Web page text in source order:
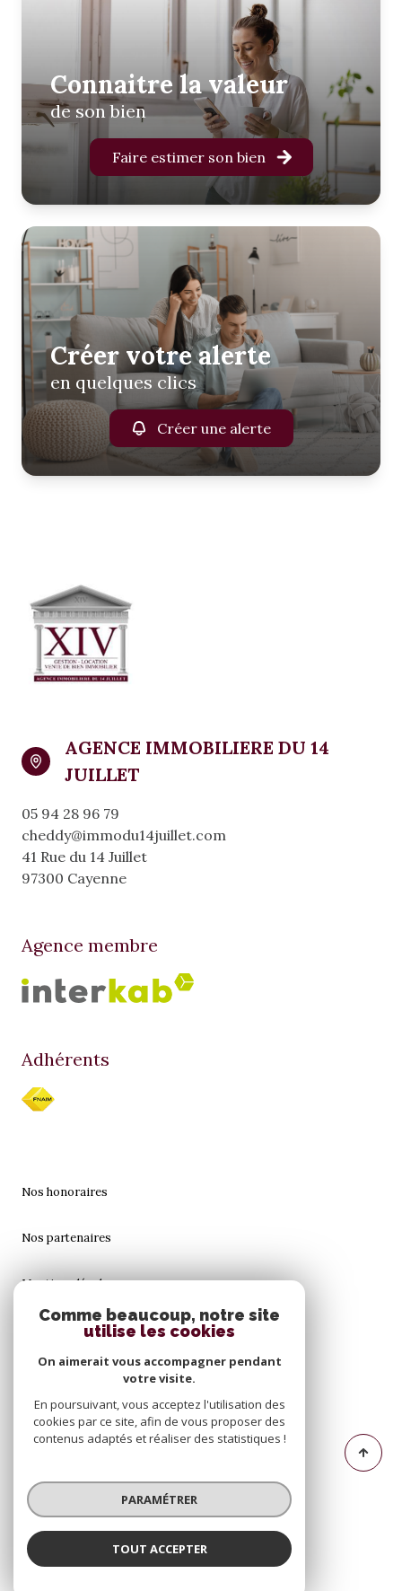
Connaitre la valeur
de son bien
Faire estimer son bien
Créer votre alerte
en quelques clics
Créer une alerte
AGENCE IMMOBILIERE DU 14
JUILLET
05 94 28 96 79
cheddy@immodu14juillet.com
41 Rue du 14 Juillet
97300 Cayenne
Agence membre
Adhérents
Nos honoraires
Nos partenaires
Mentions légales
Cookies
© 2026 | Tous droits réservés
Réalisé par
Comme beaucoup, notre site
utilise les cookies
On aimerait vous accompagner pendant
votre visite.
En poursuivant, vous acceptez l'utilisation des
cookies par ce site, afin de vous proposer des
contenus adaptés et réaliser des statistiques !
PARAMÉTRER
TOUT ACCEPTER